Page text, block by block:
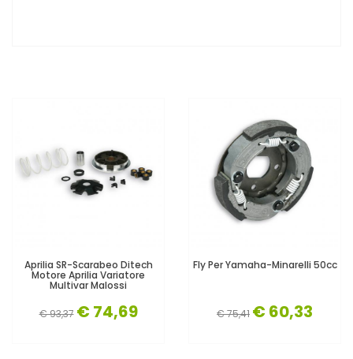
Aprilia SR-Scarabeo Ditech
Motore Aprilia Variatore
Multivar Malossi
€ 93,37 € 74,69
Fly Per Yamaha-Minarelli 50cc
€ 75,41 € 60,33